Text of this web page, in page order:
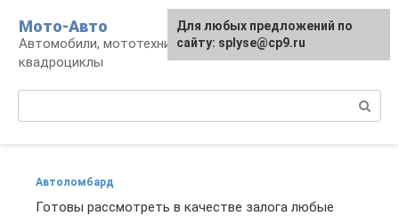
контенту
Мото-Авто
Автомобили, мототехника, снегоходы,
квадроциклы
Автоломбард
Готовы рассмотреть в качестве залога любые
Для любых предложений по
сайту: splyse@cp9.ru